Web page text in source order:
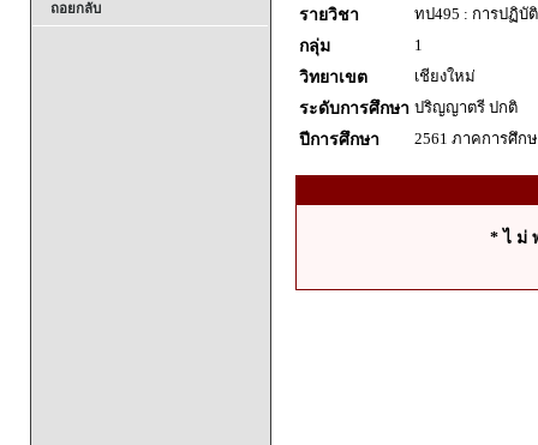
ถอยกลับ รายวิชา
ทป495 : การปฏิบั
กลุ่ม
1
วิทยาเขต
เชียงใหม่
ระดับการศึกษา ปริญญาตรี ปกติ
ปีการศึกษา
2561 ภาคการศึก
* ไ ม่